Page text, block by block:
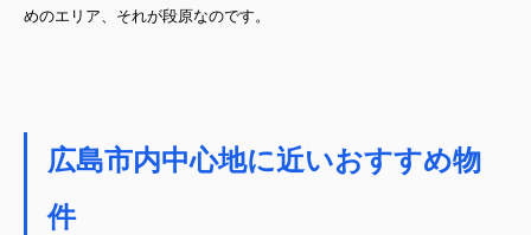
めのエリア、それが段原なのです。
広島市内中心地に近いおすすめ物
件